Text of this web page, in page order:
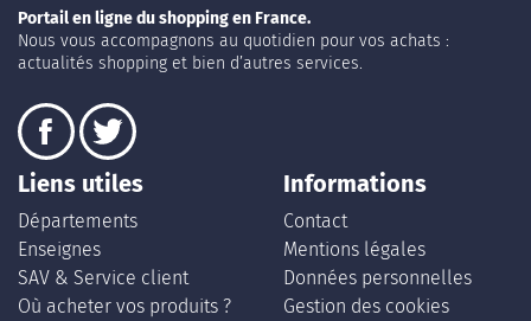
Portail en ligne du shopping en France.
Nous vous accompagnons au quotidien pour vos achats :
actualités shopping et bien d’autres services.
Liens utiles
Départements
Enseignes
SAV & Service client
Où acheter vos produits ?
Informations
Contact
Mentions légales
Données personnelles
Gestion des cookies